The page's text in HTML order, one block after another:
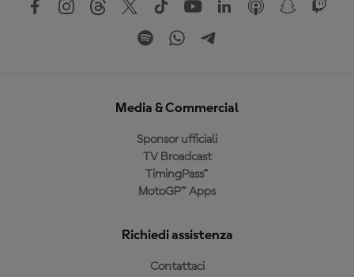
Media & Commercial
Sponsor ufficiali
TV Broadcast
TimingPass™
MotoGP™ Apps
Richiedi assistenza
Contattaci